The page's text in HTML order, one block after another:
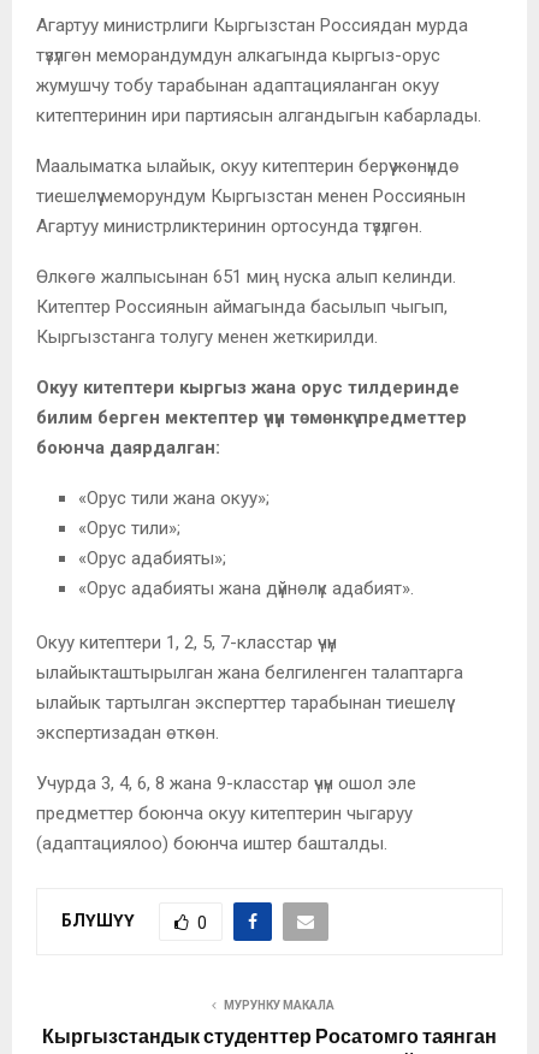
Агартуу министрлиги Кыргызстан Россиядан мурда
түзүлгөн меморандумдун алкагында кыргыз-орус
жумушчу тобу тарабынан адаптацияланган окуу
китептеринин ири партиясын алгандыгын кабарлады.
Маалыматка ылайык, окуу китептерин берүү жөнүндө
тиешелүү меморундум Кыргызстан менен Россиянын
Агартуу министрликтеринин ортосунда түзүлгөн.
Өлкөгө жалпысынан 651 миң нуска алып келинди.
Китептер Россиянын аймагында басылып чыгып,
Кыргызстанга толугу менен жеткирилди.
Окуу китептери кыргыз жана орус тилдеринде
билим берген мектептер үчүн төмөнкү предметтер
боюнча даярдалган:
«Орус тили жана окуу»;
«Орус тили»;
«Орус адабияты»;
«Орус адабияты жана дүйнөлүк адабият».
Окуу китептери 1, 2, 5, 7-класстар үчүн
ылайыкташтырылган жана белгиленген талаптарга
ылайык тартылган эксперттер тарабынан тиешелүү
экспертизадан өткөн.
Учурда 3, 4, 6, 8 жана 9-класстар үчүн ошол эле
предметтер боюнча окуу китептерин чыгаруу
(адаптациялоо) боюнча иштер башталды.
БӨЛҮШҮҮ 0
MУРУНКУ МАКАЛА
Кыргызстандык студенттер Росатомго таянган